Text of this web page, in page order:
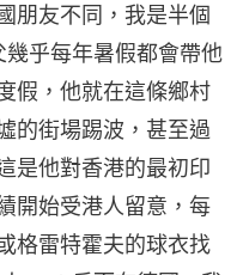
朋友不同，我是半個
乎每年暑假都會帶他
假，他就在這條鄉村
的街場踢波，甚至過
是他對香港的最初印
開始受港人留意，每
格雷特霍夫的球衣找